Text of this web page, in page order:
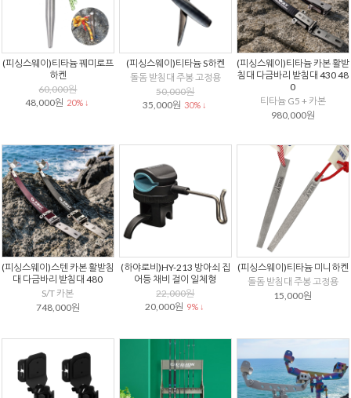
(피싱스웨이)티타늄 꿰미로프
하켄
60,000원
48,000원 20% ↓
(피싱스웨이)티타늄 S하켄
돌돔 받침대 주봉 고정용
50,000원
35,000원 30% ↓
(피싱스웨이)티타늄 카본 활받
침대 다금바리 받침대 430 48
0
티타늄 G5 + 카본
980,000원
(피싱스웨이)스텐 카본 활받침
대 다금바리 받침대 480
S/T 카본
748,000원
(하야로비)HY-213 방아쇠 집
어등 채비 걸이 일체형
22,000원
20,000원 9% ↓
(피싱스웨이)티타늄 미니하켄
돌돔 받침대 주봉 고정용
15,000원